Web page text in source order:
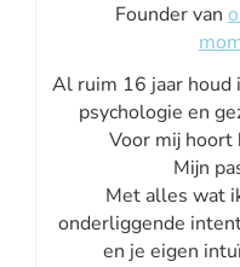
Founder van
Al ruim 16 jaar
psychologie en
Voor mij hoort
Mijn
Met alles wat
onderliggende
en je eigen